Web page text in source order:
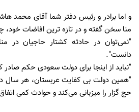
و اما برادر و رئيس دفتر شما آقاى محمد
منا سخن گفته و در تازه ترين افاضات
"نمی‌توان در حادثه کشتار حاجیان در
دانست".
"نباید از اینجا برای دولت سعودی حکم صادر
"همین دولت بی‌ کفایت عربستان، هر سال دو
حج‌ گزار را میزبانی می‌کند و حوادث کمی